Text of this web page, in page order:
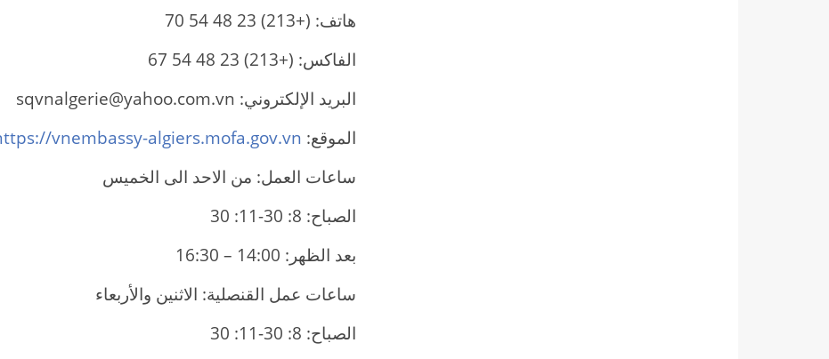
هاتف: (+213) 23 48 54 70
الفاكس: (+213) 23 48 54 67
البريد الإلكتروني: sqvnalgerie@yahoo.com.vn
الموقع: vnembassy-algiers.mofa.gov.vn
ساعات العمل: من الاحد الى الخميس
الصباح: 8: 30-11: 30
بعد الظهر: 14:00 – 16:30
ساعات عمل القنصلية: الاثنين والأربعاء
الصباح: 8: 30-11: 30